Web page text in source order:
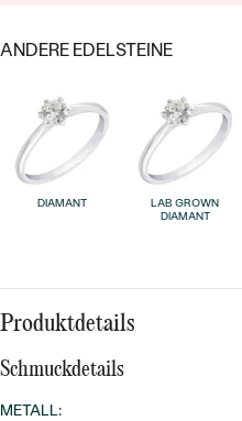
Eheringe
MIT EDELSTEIN
NACH MATERIAL
GOLD
SCHMUCK MIT LAB
DIAMANTEN
PERLENSCHMUCK
PERSONALISIERT
MINIMALISTISCH
PREISWERTE
LUXURIÖSE
ANDERE EDELSTEINE
DIAMANT
LAB GROWN
DIAMANT
Produktdetails
Schmuckdetails
METALL: